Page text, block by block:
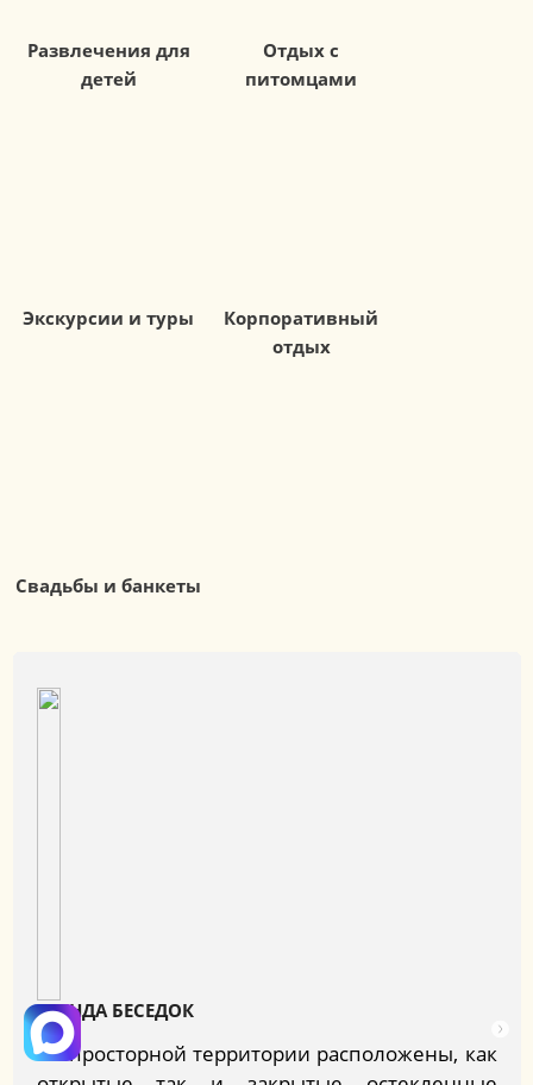
Развлечения для
детей
Отдых с
питомцами
Экскурсии и туры
Корпоративный
отдых
Свадьбы и банкеты
АРЕНДА БЕСЕДОК
На просторной территории расположены, как